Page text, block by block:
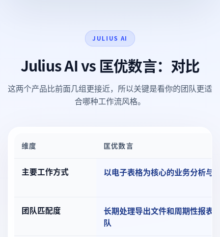
JULIUS AI
Julius AI vs 匡优数言：对比
这两个产品比前面几组更接近，所以关键是看你的团队更适
合哪种工作流风格。
维度 匡优数言
主要工作方式 以电子表格为核心的业务分析与
团队匹配度
长期处理导出文件和周期性报表
队